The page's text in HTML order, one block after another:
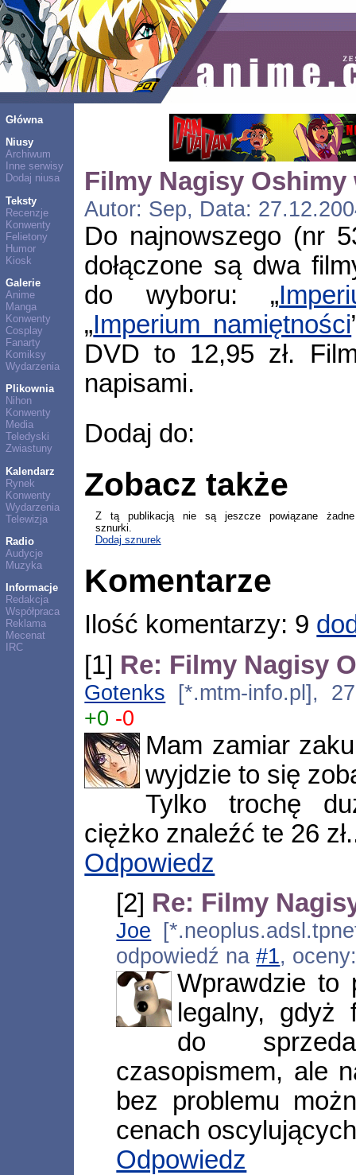
Główna
Niusy
Archiwum
Inne serwisy
Dodaj niusa
Teksty
Recenzje
Konwenty
Felietony
Humor
Kiosk
Galerie
Anime
Manga
Konwenty
Cosplay
Fanarty
Komiksy
Wydarzenia
Plikownia
Nihon
Konwenty
Media
Teledyski
Zwiastuny
Kalendarz
Rynek
Konwenty
Wydarzenia
Telewizja
Radio
Audycje
Muzyka
Informacje
Redakcja
Współpraca
Reklama
Mecenat
IRC
Filmy Nagisy Oshimy
Autor: Sep, Data:
Do najnowszego (nr
dołączone są dwa
do wyboru: „
„Imperium namiętności
DVD to 12,95 zł.
napisami.
Dodaj do:
Zobacz także
Z tą publikacją nie są jeszcze powiązane żadne
sznurki.
Dodaj sznurek
Komentarze
Ilość komentarzy: 9
[1] Re: Filmy Nagisy
Gotenks [*.mtm-info.pl],
+0 -0
Mam zamiar
wyjdzie to się
Tylko trochę
ciężko znaleźć te 26
Odpowiedz
[2] Re: Filmy
Joe
odpowiedź na#1,
Wprawdzie to
legalny, gdyż
do
czasopismem, ale
bez problemu
cenach
Odpowiedz